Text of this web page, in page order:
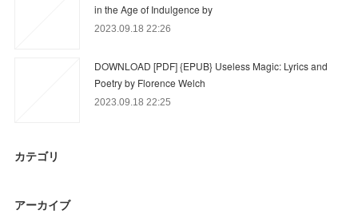
in the Age of Indulgence by
2023.09.18 22:26
DOWNLOAD [PDF] {EPUB} Useless Magic: Lyrics and
Poetry by Florence Welch
2023.09.18 22:25
カテゴリ
アーカイブ